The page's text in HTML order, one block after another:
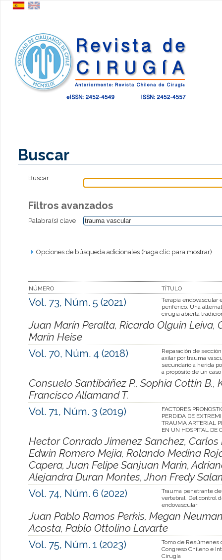
Buscar
Buscar
Filtros avanzados
Palabra(s) clave
Opciones de búsqueda adicionales (haga clic para mostrar)
NÚMERO TÍTULO
Vol. 73, Núm. 5 (2021)
Terapia endovascular
periférico. Una
cirugia abierta
Juan Marín Peralta, Ricardo Olguin Leiva,
Marín Heise
Vol. 70, Núm. 4 (2018)
Reparación de
axilar por trauma
secundario a herida
a propósito de un caso
Consuelo Santibáñez P., Sophia Cottin B.,
Francisco Allamand T.
Vol. 71, Núm. 3 (2019)
FACTORES
PERDIDA DE
TRAUMA ARTERIAL
EN UN HOSPITAL DE
Hector Conrado Jimenez Sanchez,
Edwin Romero Mejia, Rolando Medina
Capera, Juan Felipe Sanjuan Marin,
Alejandra Duran Montes, Jhon Fredy
Vol. 74, Núm. 6 (2022)
Trauma penetrante
vertebral. Del control
endovascular
Juan Pablo Ramos Perkis, Megan
Acosta, Pablo Ottolino Lavarte
Vol. 75, Núm. 1 (2023)
Tomo de Resúmenes
Congreso Chileno e
Cirugía